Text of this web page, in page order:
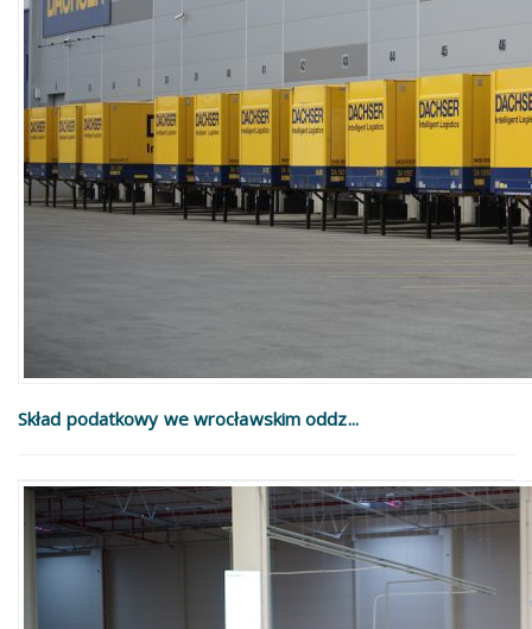
Skład podatkowy we wrocławskim oddz...